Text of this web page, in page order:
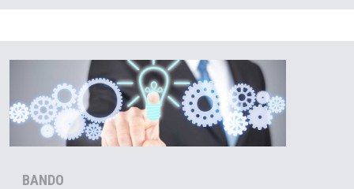
BANDO